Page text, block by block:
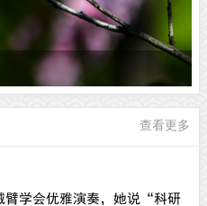
查看更多
臂学会优雅演奏，她说“科研